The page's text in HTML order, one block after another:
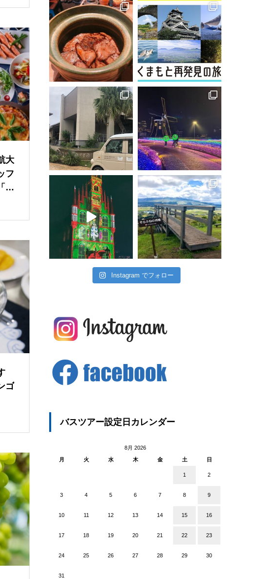
大
フ
う
ゴ
Instagram でフォロー
バスツアー設定日カレンダー
8月 2026
月
火 水 木 金 土 日
1 2
3 4 5 6 7 8 9
10 11 12 13 14 15 16
17 18 19 20 21 22 23
24 25 26 27 28 29 30
31